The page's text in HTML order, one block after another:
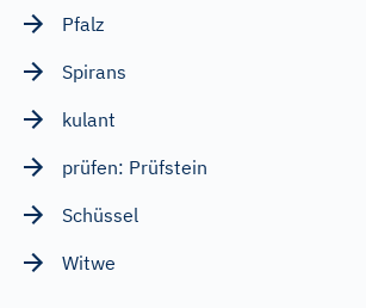
Pfalz
Spirans
kulant
prüfen: Prüfstein
Schüssel
Witwe